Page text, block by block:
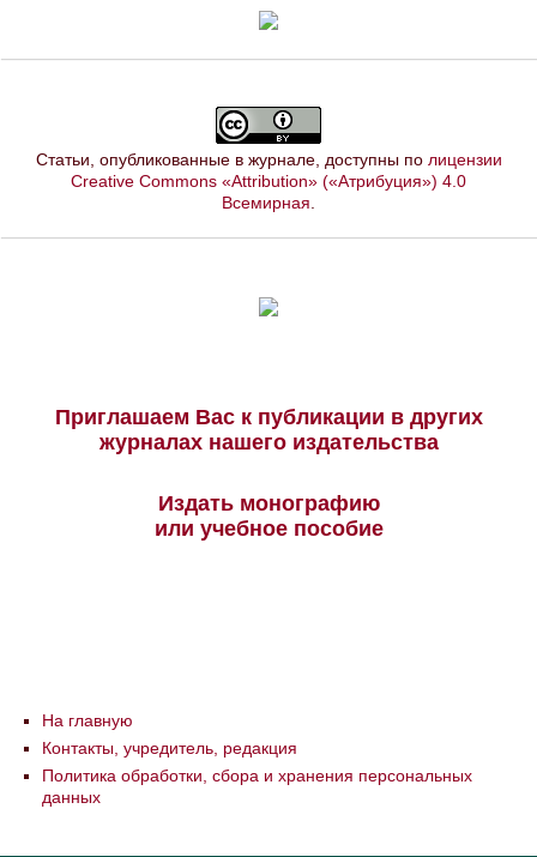
Статьи, опубликованные в журнале, доступны по лицензии
Creative Commons «Attribution» («Атрибуция») 4.0
Всемирная
Приглашаем Вас к публикации в других
журналах нашего издательства
Издать монографию
или учебное пособие
На главную
Контакты, учредитель, редакция
Политика обработки, сбора и хранения персональных
данных